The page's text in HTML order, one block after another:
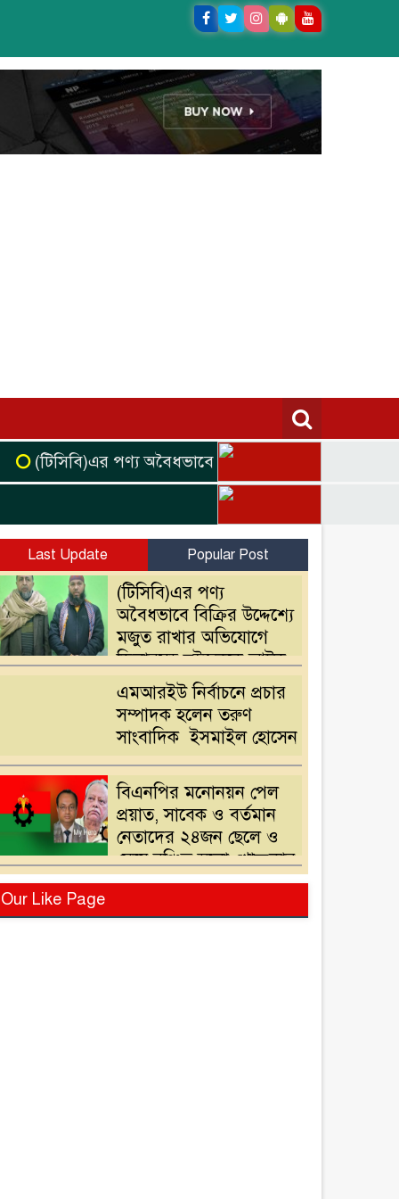
(টিসিবি)এর পণ্য অবৈধভাবে বিক্রির উদ্দেশ্যে মজুত
Last Update Popular Post
(টিসিবি)এর পণ্য
অবৈধভাবে বিক্রির উদ্দেশ্যে
মজুত রাখার অভিযোগে
ডিলারসহ দুইজনকে আটক
এমআরইউ নির্বাচনে প্রচার
সম্পাদক হলেন তরুণ
সাংবাদিক ইসমাইল হোসেন
বিএনপির মনোনয়ন পেল
প্রয়াত, সাবেক ও বর্তমান
নেতাদের ২৪জন ছেলে ও
মেয়ে,বঞ্চিত হলো খোন্দকার
দেলোয়ার হোসেনের পুত্র
পরিবর্তনের দাবিতে
Our Like Page